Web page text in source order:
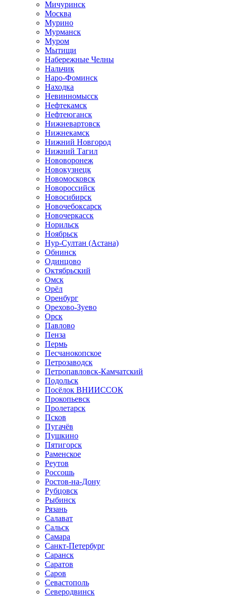
Мичуринск
Москва
Мурино
Мурманск
Муром
Мытищи
Набережные Челны
Нальчик
Наро-Фоминск
Находка
Невинномысск
Нефтекамск
Нефтеюганск
Нижневартовск
Нижнекамск
Нижний Новгород
Нижний Тагил
Нововоронеж
Новокузнецк
Новомосковск
Новороссийск
Новосибирск
Новочебоксарск
Новочеркасск
Норильск
Ноябрьск
Нур-Султан (Астана)
Обнинск
Одинцово
Октябрьский
Омск
Орёл
Оренбург
Орехово-Зуево
Орск
Павлово
Пенза
Пермь
Песчанокопское
Петрозаводск
Петропавловск-Камчатский
Подольск
Посёлок ВНИИССОК
Прокопьевск
Пролетарск
Псков
Пугачёв
Пушкино
Пятигорск
Раменское
Реутов
Россошь
Ростов-на-Дону
Рубцовск
Рыбинск
Рязань
Салават
Сальск
Самара
Санкт-Петербург
Саранск
Саратов
Саров
Севастополь
Северодвинск